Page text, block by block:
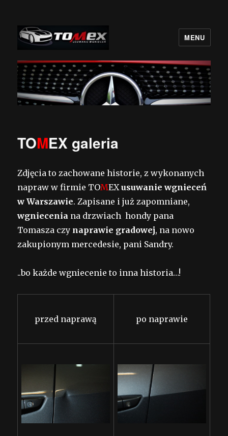
BezLakieru.pl TOMEX
MENU
TOMEX galeria
Zdjęcia to zachowane historie, z wykonanych
napraw w firmie TOMEXusuwanie wgnieceń
w Warszawie. Zapisane i już zapomniane,
wgniecenia na drzwiach hondy pana
Tomasza czy naprawie gradowej, na nowo
zakupionym mercedesie, pani Sandry.
..bo każde wgniecenie to inna historia…!
przed naprawą po naprawie